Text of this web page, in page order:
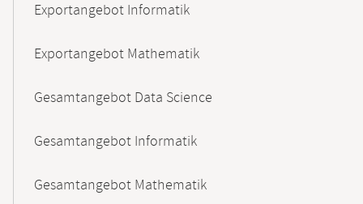
Exportangebot Informatik
Exportangebot Mathematik
Gesamtangebot Data Science
Gesamtangebot Informatik
Gesamtangebot Mathematik